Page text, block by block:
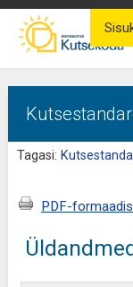
Tagasi:
PDF-formaadis